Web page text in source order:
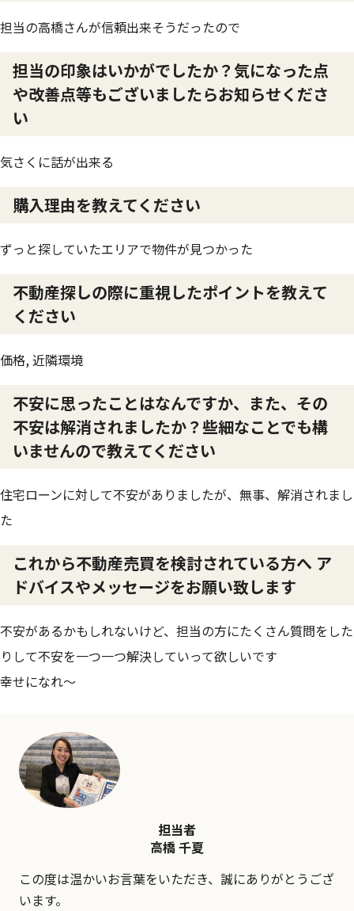
担当の高橋さんが信頼出来そうだったので
担当の印象はいかがでしたか？気になった点
や改善点等もございましたらお知らせくださ
い
気さくに話が出来る
購入理由を教えてください
ずっと探していたエリアで物件が見つかった
不動産探しの際に重視したポイントを教えて
ください
価格, 近隣環境
不安に思ったことはなんですか、また、その
不安は解消されましたか？些細なことでも構
いませんので教えてください
住宅ローンに対して不安がありましたが、無事、解消されまし
た
これから不動産売買を検討されている方へ ア
ドバイスやメッセージをお願い致します
不安があるかもしれないけど、担当の方にたくさん質問をした
りして不安を一つ一つ解決していって欲しいです
幸せになれ〜
担当者
高橋 千夏
この度は温かいお言葉をいただき、誠にありがとうござ
います。